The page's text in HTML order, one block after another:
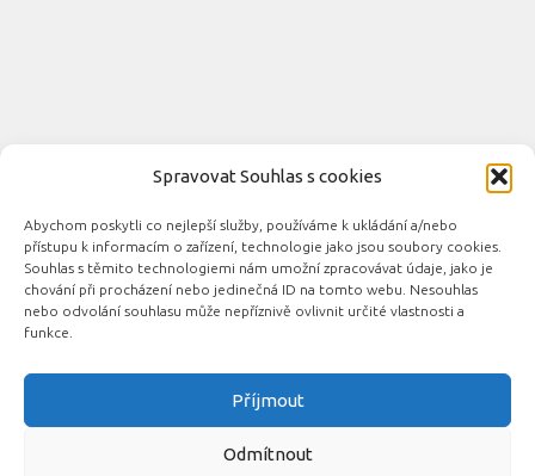
Spravovat Souhlas s cookies
Abychom poskytli co nejlepší služby, používáme k ukládání a/nebo
přístupu k informacím o zařízení, technologie jako jsou soubory cookies.
Souhlas s těmito technologiemi nám umožní zpracovávat údaje, jako je
chování při procházení nebo jedinečná ID na tomto webu. Nesouhlas
nebo odvolání souhlasu může nepříznivě ovlivnit určité vlastnosti a
funkce.
Příjmout
Odmítnout
Novinky automobilového průmyslu © 2026. Všechna práva
vyhrazena.
Podporováno - Designed with the
Související automobilové magazíny:
Auta.eu|DotekSlova.cz